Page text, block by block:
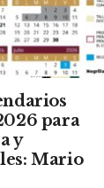
para
y
Mario